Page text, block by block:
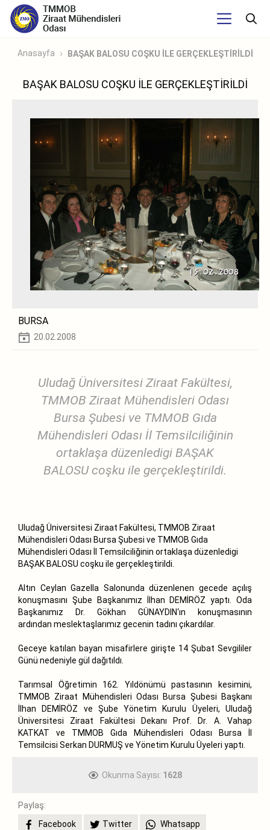
Anasayfa BAŞAK BALOSU COŞKU İLE GERÇEKLEŞTİRİLDİ
BAŞAK BALOSU COŞKU İLE GERÇEKLEŞTİRİLDİ
BURSA
20.02.2008
Uludağ Üniversitesi Ziraat Fakültesi,
TMMOB Ziraat Mühendisleri Odası
Bursa Şubesi ve TMMOB Gıda
Mühendisleri Odası İl Temsilciliğinin
ortaklaşa düzenledigi BAŞAK
BALOSU coşku ile gerçekleştirildi.
Uludağ Üniversitesi Ziraat Fakültesi, TMMOB Ziraat
Mühendisleri Odası Bursa Şubesi ve TMMOB Gıda
Mühendisleri Odası İl Temsilciliğinin ortaklaşa düzenledigi
BAŞAK BALOSU coşku ile gerçekleştirildi.
Altın Ceylan Gazella Salonunda düzenlenen gecede açılış
konuşmasını Şube Başkanımız İlhan DEMİRÖZ yaptı. Oda
Başkanımız Dr. Gökhan GÜNAYDIN‘ın konuşmasının
ardından meslektaşlarımız gecenin tadını çıkardılar.
Geceye katılan bayan misafirlere girişte 14 Şubat Sevgililer
Günü nedeniyle gül dağıtıldı.
Tarımsal Öğretimin 162. Yıldönümü pastasının kesimini,
TMMOB Ziraat Mühendisleri Odası Bursa Şubesi Başkanı
İlhan DEMİRÖZ ve Şube Yönetim Kurulu Üyeleri, Uludağ
Üniversitesi Ziraat Fakültesi Dekanı Prof. Dr. A. Vahap
KATKAT ve TMMOB Gıda Mühendisleri Odası Bursa İl
Temsilcisi Serkan DURMUŞ ve Yönetim Kurulu Üyeleri yaptı.
Okunma Sayısı: 1628
Paylaş:
Facebook
Twitter Whatsapp